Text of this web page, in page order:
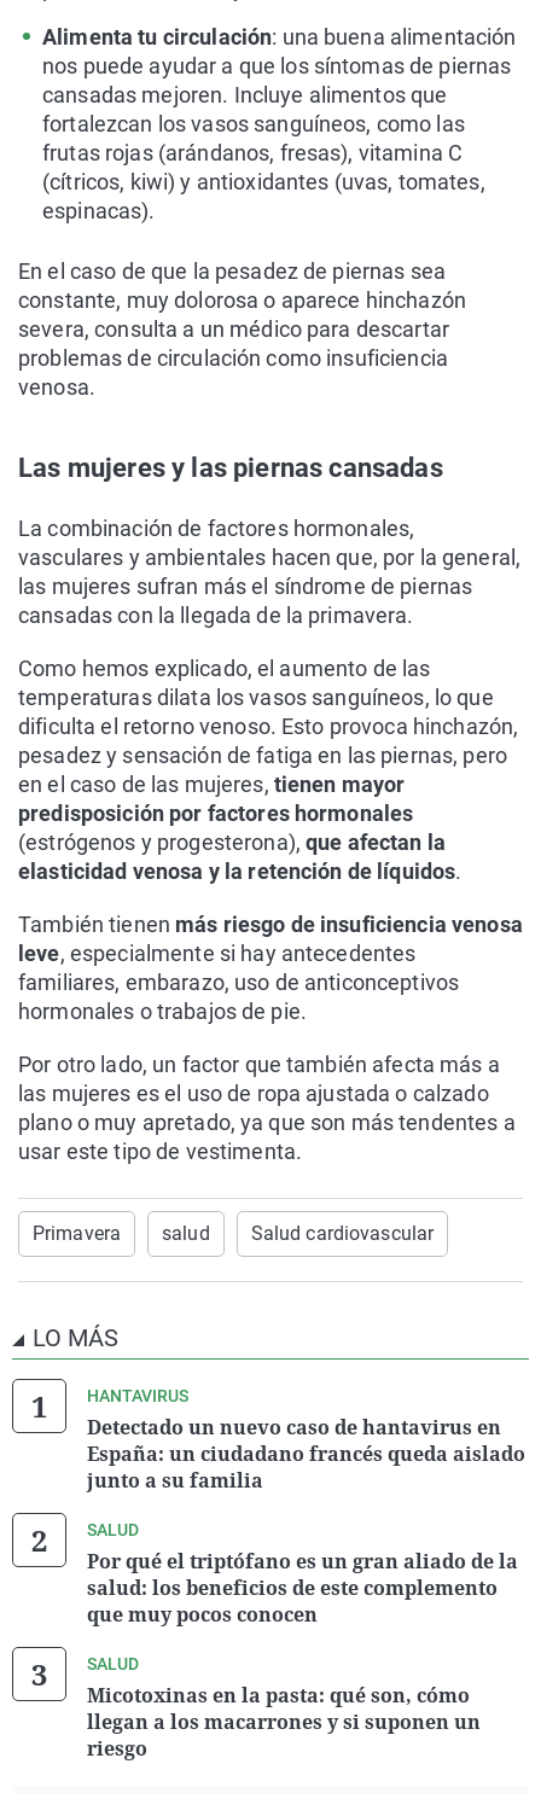
Alimenta tu circulación: una buena alimentación
nos puede ayudar a que los síntomas de piernas
cansadas mejoren. Incluye alimentos que
fortalezcan los vasos sanguíneos, como las
frutas rojas (arándanos, fresas), vitamina C
(cítricos, kiwi) y antioxidantes (uvas, tomates,
espinacas).
En el caso de que la pesadez de piernas sea
constante, muy dolorosa o aparece hinchazón
severa, consulta a un médico para descartar
problemas de circulación como insuficiencia
venosa.
Las mujeres y las piernas cansadas
La combinación de factores hormonales,
vasculares y ambientales hacen que, por la general,
las mujeres sufran más el síndrome de piernas
cansadas con la llegada de la primavera.
Como hemos explicado, el aumento de las
temperaturas dilata los vasos sanguíneos, lo que
dificulta el retorno venoso. Esto provoca hinchazón,
pesadez y sensación de fatiga en las piernas, pero
en el caso de las mujeres, tienen mayor
predisposición por factores hormonales
(estrógenos y progesterona),que afectan la
elasticidad venosa y la retención de líquidos.
También tienen más riesgo de insuficiencia venosa
leve, especialmente si hay antecedentes
familiares, embarazo, uso de anticonceptivos
hormonales o trabajos de pie.
Por otro lado, un factor que también afecta más a
las mujeres es el uso de ropa ajustada o calzado
plano o muy apretado, ya que son más tendentes a
usar este tipo de vestimenta.
Primavera salud Salud cardiovascular
LO MÁS
HANTAVIRUS
Detectado un nuevo caso de hantavirus en
España: un ciudadano francés queda aislado
junto a su familia
SALUD
Por qué el triptófano es un gran aliado de la
salud: los beneficios de este complemento
que muy pocos conocen
SALUD
Micotoxinas en la pasta: qué son, cómo
llegan a los macarrones y si suponen un
riesgo